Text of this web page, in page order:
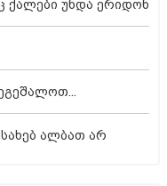
ქალები უნდა ერიდონ
ალბათ არ